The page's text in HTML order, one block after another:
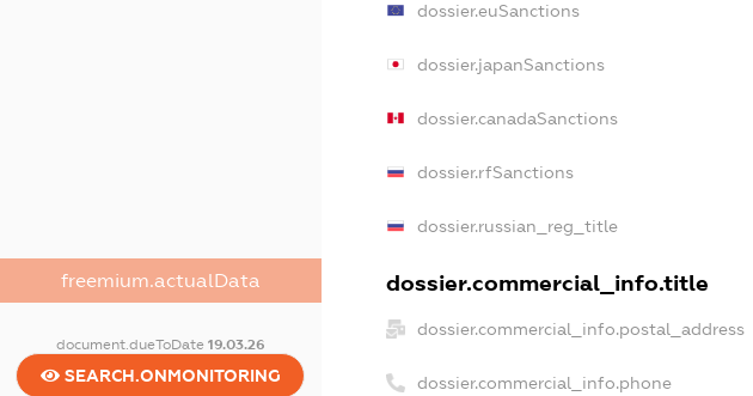
freemium.actualData
document.dueToDate 19.03.26
SEARCH.ONMONITORING
dossier.euSanctions
dossier.japanSanctions
dossier.canadaSanctions
dossier.rfSanctions
dossier.russian_reg_title
dossier.commercial_info.title
dossier.commercial_info.postal_address
dossier.commercial_info.phone